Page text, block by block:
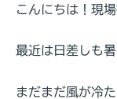
こんにちは！現
最近は日差しも
まだまだ風が冷